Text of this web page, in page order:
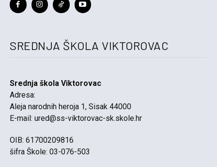
SREDNJA ŠKOLA VIKTOROVAC
Srednja škola Viktorovac
Adresa:
Aleja narodnih heroja 1, Sisak 44000
E-mail: ured@ss-viktorovac-sk.skole.hr
OIB: 61700209816
šifra Škole: 03-076-503